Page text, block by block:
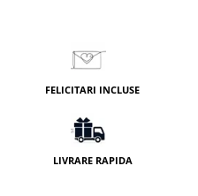
FELICITARI INCLUSE
LIVRARE RAPIDA